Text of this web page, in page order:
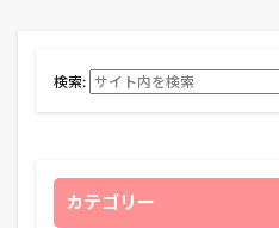
検索:
カテゴリー